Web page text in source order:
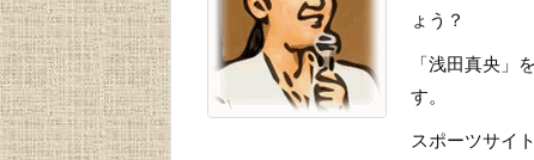
ょう？
「浅田真央」
す。
スポーツサイ